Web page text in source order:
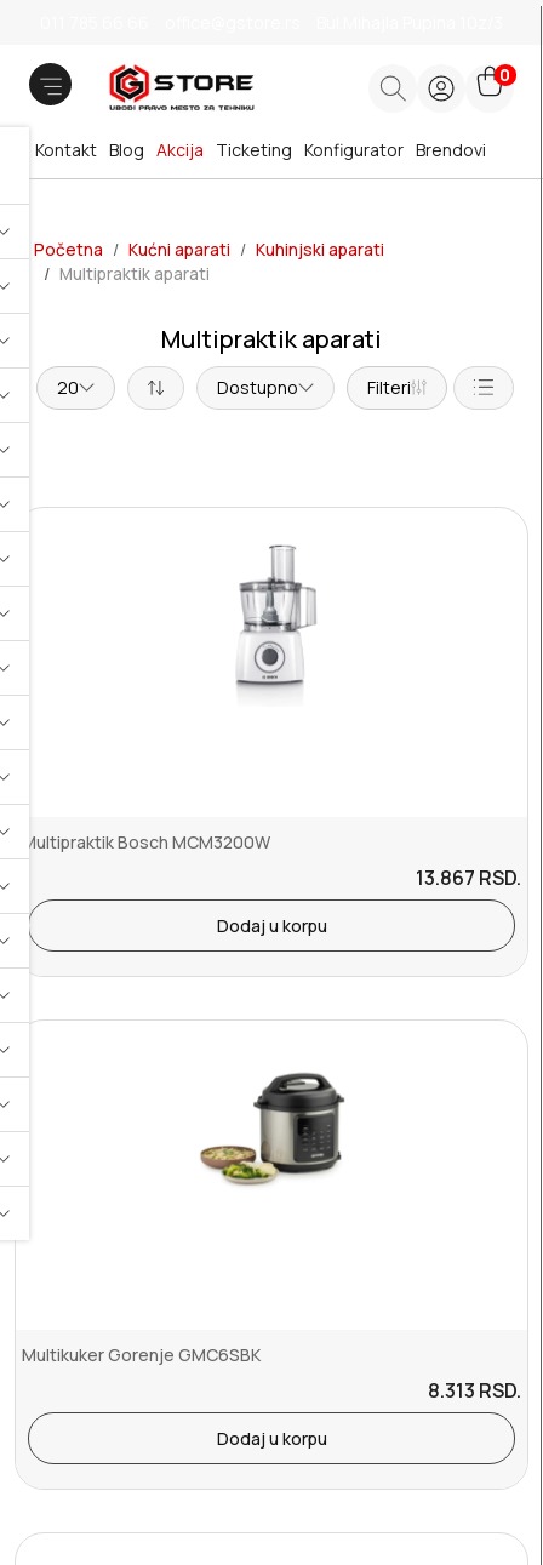
0
Brendovi
Blog Akcija
Kontakt Ticketing Konfigurator
Početna Kućni aparati
Kuhinjski aparati
Multipraktik aparati
Multipraktik aparati
20 Dostupno Filteri
Multipraktik Bosch MCM3200W
13.867 RSD.
Dodaj u korpu
Multikuker Gorenje GMC6SBK
8.313 RSD.
Dodaj u korpu